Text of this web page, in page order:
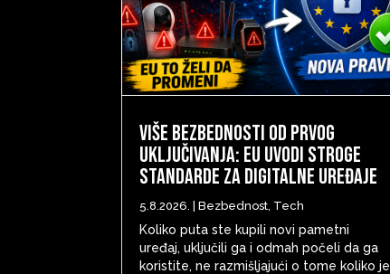
Više bezbednosti od prvog
uključivanja: EU uvodi stroge
standarde za digitalne uređaje
5.8.2026. |Bezbednost Tech
Koliko puta ste kupili novi pametni
uređaj, uključili ga i odmah počeli da ga
koristite, ne razmišljajući o tome koliko je